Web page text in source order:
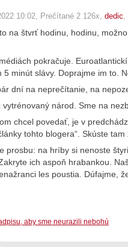
10:02 , Prečítané 2 126x, dedic
na štvrť hodinu, hodinu,
pokračuje.
5 minút slávy. Doprajme im to.
dní na neprečítanie, na
vytrénovaný národ. Sme na
chcel povedať, je v
tohto blogera“. Skúste
prosbu: na hríby si nenoste
ich aspoň hrabankou.
les poustia. Dúfajme,
aby sme neurazili nebohú